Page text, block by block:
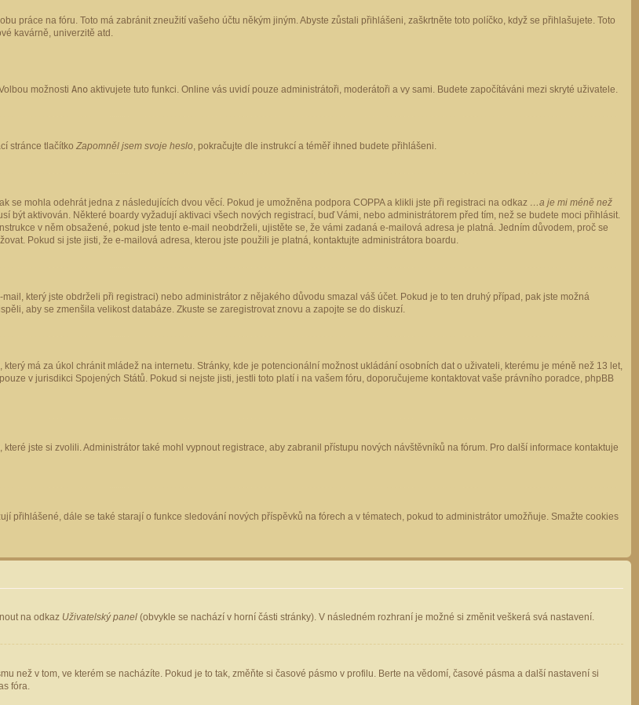
práce na fóru. Toto má zabránit zneužití vašeho účtu někým jiným. Abyste zůstali přihlášeni, zaškrtněte toto políčko, když se přihlašujete. Toto
kavárně, univerzitě atd.
možnosti Ano aktivujete tuto funkci. Online vás uvidí pouze administrátoři, moderátoři a vy sami. Budete započítáváni mezi skryté uživatele.
stránce tlačítko Zapomněl jsem svoje heslo, pokračujte dle instrukcí a téměř ihned budete přihlášeni.
se mohla odehrát jedna z následujících dvou věcí. Pokud je umožněna podpora COPPA a klikli jste při registraci na odkaz …a je mi méně než
být aktivován. Některé boardy vyžadují aktivaci všech nových registrací, buď Vámi, nebo administrátorem před tím, než se budete moci přihlásit.
v něm obsažené, pokud jste tento e-mail neobdrželi, ujistěte se, že vámi zadaná e-mailová adresa je platná. Jedním důvodem, proč se
Pokud si jste jisti, že e-mailová adresa, kterou jste použili je platná, kontaktujte administrátora boardu.
který jste obdrželi při registraci) nebo administrátor z nějakého důvodu smazal váš účet. Pokud je to ten druhý případ, pak jste možná
aby se zmenšila velikost databáze. Zkuste se zaregistrovat znovu a zapojte se do diskuzí.
má za úkol chránit mládež na internetu. Stránky, kde je potencionální možnost ukládání osobních dat o uživateli, kterému je méně než 13 let,
v jurisdikci Spojených Států. Pokud si nejste jisti, jestli toto platí i na vašem fóru, doporučujeme kontaktovat vaše právního poradce, phpBB
jste si zvolili. Administrátor také mohl vypnout registrace, aby zabranil přístupu nových návštěvníků na fórum. Pro další informace kontaktuje
přihlášené, dále se také starají o funkce sledování nových příspěvků na fórech a v tématech, pokud to administrátor umožňuje. Smažte cookies
na odkaz Uživatelský panel (obvykle se nachází v horní části stránky). V následném rozhraní je možné si změnit veškerá svá nastavení.
než v tom, ve kterém se nacházíte. Pokud je to tak, změňte si časové pásmo v profilu. Berte na vědomí, časové pásma a další nastavení si
fóra.